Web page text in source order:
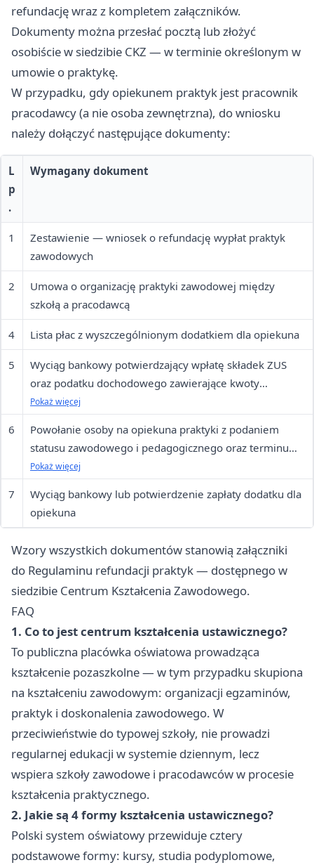
refundację wraz z kompletem załączników.
Dokumenty można przesłać pocztą lub złożyć
osobiście w siedzibie CKZ — w terminie określonym w
umowie o praktykę.
W przypadku, gdy opiekunem praktyk jest pracownik
pracodawcy (a nie osoba zewnętrzna), do wniosku
należy dołączyć następujące dokumenty:
L
p
.
Wymagany dokument
1
Zestawienie — wniosek o refundację wypłat praktyk
zawodowych
2
Umowa o organizację praktyki zawodowej między
szkołą a pracodawcą
4 Lista płac z wyszczególnionym dodatkiem dla opiekuna
5
Wyciąg bankowy potwierdzający wpłatę składek ZUS
oraz podatku dochodowego zawierające kwoty
wynikające z listy płac za zapłacony dodatek dla
Pokaż więcej
6
Powołanie osoby na opiekuna praktyki z podaniem
statusu zawodowego i pedagogicznego oraz terminu
odbywania praktyki
Pokaż więcej
7
Wyciąg bankowy lub potwierdzenie zapłaty dodatku dla
opiekuna
Wzory wszystkich dokumentów stanowią załączniki
do Regulaminu refundacji praktyk — dostępnego w
siedzibie Centrum Kształcenia Zawodowego.
FAQ
1. Co to jest centrum kształcenia ustawicznego?
To publiczna placówka oświatowa prowadząca
kształcenie pozaszkolne — w tym przypadku skupiona
na kształceniu zawodowym: organizacji egzaminów,
praktyk i doskonalenia zawodowego. W
przeciwieństwie do typowej szkoły, nie prowadzi
regularnej edukacji w systemie dziennym, lecz
wspiera szkoły zawodowe i pracodawców w procesie
kształcenia praktycznego.
2. Jakie są 4 formy kształcenia ustawicznego?
Polski system oświatowy przewiduje cztery
podstawowe formy: kursy, studia podyplomowe,